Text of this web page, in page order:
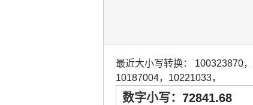
最近大小写转换： 100323870，
10187004， 10221033，
数字小写： 72841.68